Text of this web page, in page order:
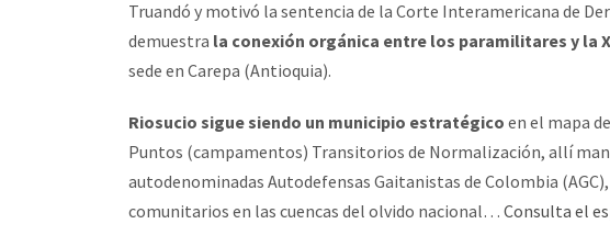
Truandó y motivó la sentencia de la Corte Interamericana de
demuestra la conexión orgánica entre los paramilitares y la
sede en Carepa (Antioquia).
Riosucio sigue siendo un municipio estratégico en el mapa
Puntos (campamentos) Transitorios de Normalización, allí
autodenominadas Autodefensas Gaitanistas de Colombia
comunitarios en las cuencas del olvido nacional… Consulta el